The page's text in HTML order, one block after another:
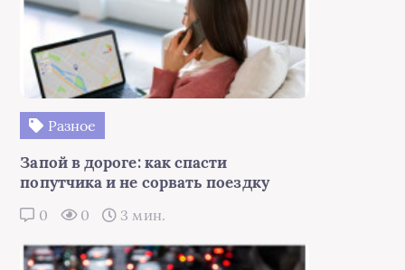
Разное
Запой в дороге: как спасти
попутчика и не сорвать поездку
0 0 3 мин.